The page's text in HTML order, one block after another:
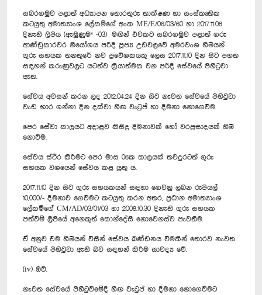
සබරගමුව පළාත් අධ්‍යාපන තොරතුරු තාක්ෂණ හා සංස්කෘතික
කටයුතු අමාත්‍යාංශ ලේකම්ගේ අංක ME/E/06/03/60 හා 2017.11.08
දිනැති ලිපිය (ඇමුණුම* -03) මඟින් එවකට සබරගමුව පළාත් ගරු
ආණ්ඩුකාරවර නියෝගය පරිදි පූජ්‍ය උඩවලවේ අමරවංශ හිමියන්
ගුරු සහයක තනතුරේ නව ප්‍රවේශකයකු ලෙස 2017.11.10 දින සිට පහත
සඳහන් කරුණුවලට යටත්ව ක්‍රියාත්මක වන පරිදි සේවයේ පිහිටුවා
ඇත.
සේවය අවසන් කරන ලද 2012.04.24 දින සිට නැවත සේවයේ පිහිටුවා
වැඩ භාර ගන්නා දින දක්වා හිඟ වැටුප් හා දීමනා නොගෙවීම.
පෙර සේවා කාලයට අදාළව කිසිදු දීමනාවක් හෝ වරප්‍රසාදයක් හිමි
නොවීම.
සේවය ස්ථිර කිරීමට පෙර මාස 06ක කාලයක් තවදුරටත් ගුරු
සහයක වශයෙන් සේවය කළ යුතු ය.
2017.11.10 දින සිට ගුරු සහයකයන් සඳහා ගෙවනු ලබන රුපියල්
10,000/- දීමනාව ගෙවීමට කටයුතු කරන අතර, ප්‍රධාන අමාත්‍යාංශ
ලේකම්ගේ CM/AD/03/01/03 හා 2008.10.30 දිනැති ගුරු සහයක
පත්වීම් ලිපියේ අනෙකුත් කොන්දේසි නොවෙනස්ව පැවතීම.
ඒ අනුව එම හිමියන් විසින් සේවය ඛණ්ඩනය වීමකින් තොරව නැවත
සේවයේ පිහිටුවා ඇති බව සඳහන් කිරීම සාවද්‍ය වේ.
(iv) ඔව්.
නැවත සේවයේ පිහිටු‍වීමේදී හිඟ වැටුප් හා දීමනා නොගෙවීමට